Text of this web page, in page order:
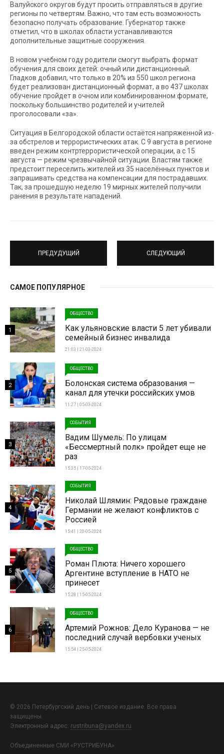
Валуйского округов будут просить отправляться в другие
регионы по четвертям. Важно, что там есть возможность
безопасно получать образование. Губернатор также
отметил, что в школах области устанавливаются
дополнительные защитные сооружения.
В новом учебном году родители смогут выбрать формат
обучения для своих детей: очный или дистанционный.
Гладков добавил, что только в 20% из 550 школ региона
будет реализован дистанционный формат, а во 437 школах
обучение пройдет в очном или комбинированном формате,
поскольку большинство родителей и учителей
проголосовали «за».
Ситуация в Белгородской области остаётся напряженной из-
за обстрелов и террористических атак. С 9 августа в регионе
введен режим контртеррористической операции, а с 15
августа — режим чрезвычайной ситуации. Властям также
предстоит переселить жителей из 35 населённых пунктов и
запрашивать средства на компенсации для пострадавших.
Так, за прошедшую неделю 19 мирных жителей получили
ранения в результате нападений.
ПРЕДУДУЩИЙ СЛЕДУЮЩИЙ
САМОЕ ПОПУЛЯРНОЕ
ОБЩЕСТВО
Как ульяновские власти 5 лет убивали
семейный бизнес инвалида
21:03 | 21-03-2024
1
ОБЩЕСТВО
Болонская система образования —
канал для утечки российских умов
11:27 | 05-03-2024
2
СОБЫТИЯ
Вадим Шумель: По улицам
«Бессмертный полк» пройдет еще не
раз
15:35 | 17-05-2024
3
СОБЫТИЯ
Николай Шлямин: Рядовые граждане
Германии не желают конфликтов с
Россией
15:41 | 20-05-2024
4
ОБЩЕСТВО
Роман Плюта: Ничего хорошего
Аргентине вступление в НАТО не
принесет
15:28 | 15-05-2024
5
ОБЩЕСТВО
Артемий Рожнов: Дело Куранова — не
последний случай вербовки ученых
15:54 | 25-05-2024
6
© 2026 Петербургский день | Сетевое издание. Все права
защищены.
Электронный адрес: rustribuna@yandex.ru
Объединенные СМИ «РУСТРИБУНА»